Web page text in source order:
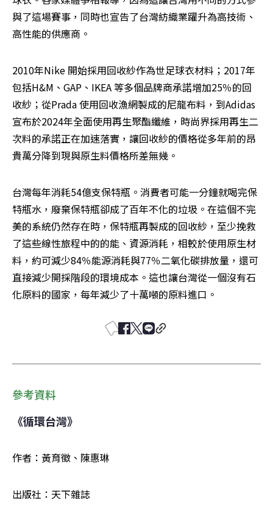
與了這場賽事，同時也宣告了台灣紡織業躍升為高技術、
高性能的供應商。
2010年Nike 開始採用回收紗作為世足球衣材料；2017年
包括H&M、GAP、IKEA 等多個品牌商承諾增加25％的回
收紗；從Prada 使用回收漁網製成的尼龍布料，到Adidas
宣布於2024年全面使用再生聚酯纖維，時尚界採用再生二
次料的承諾正在加速落實，讓回收紗的價格從多年前的昂
貴萬分降到現與原生料價格所差無幾。
台灣每年消耗54億支保特瓶。消費者可能一分鐘就喝完保
特瓶水，廢棄保特瓶卻成了百年不化的垃圾。在這個不完
美的系統仍然存在時，保特瓶再製成的回收紗，至少挽救
了這些線性旅程中的的能、資源消耗，相較於使用原生材
料，約可減少84％能源消耗與77％二氧化碳排放量，還可
直接減少開採階段的環境成本。這也讓台灣從一個沒有石
化原料的國家，每年減少了十萬噸的原料進口。
參考資料
《循環台灣》
作者：黃育徵、陳惠琳
出版社：天下雜誌